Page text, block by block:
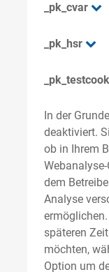
_pk_cvar
_pk_hsr
In der
deaktiviert.
ob in Ihrem
dem
Analyse
späteren
möchten,
Option um